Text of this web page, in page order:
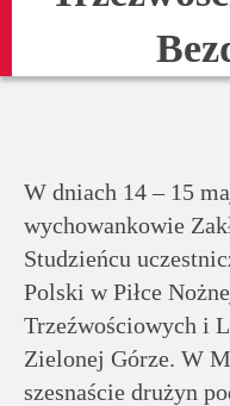
Dla
Historia
Wirtualny
spacer
Mapa
W dniach 14 – 15
wychowankowie
Studzieńcu
Polski w Piłce
Trzeźwościowych i
Zielonej Górze. W
szesnaście drużyn